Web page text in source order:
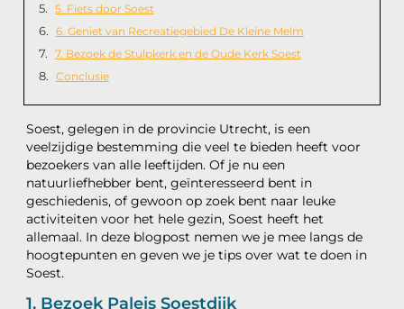
Soest, gelegen in de provincie Utrecht, is een
veelzijdige bestemming die veel te bieden heeft voor
bezoekers van alle leeftijden. Of je nu een
natuurliefhebber bent, geïnteresseerd bent in
geschiedenis, of gewoon op zoek bent naar leuke
activiteiten voor het hele gezin, Soest heeft het
allemaal. In deze blogpost nemen we je mee langs de
hoogtepunten en geven we je tips over wat te doen in
Soest.
1. Bezoek Paleis Soestdijk
5. Fiets door Soest
6. Geniet van Recreatiegebied De Kleine Melm
7. Bezoek de Stulpkerk en de Oude Kerk Soest
Conclusie